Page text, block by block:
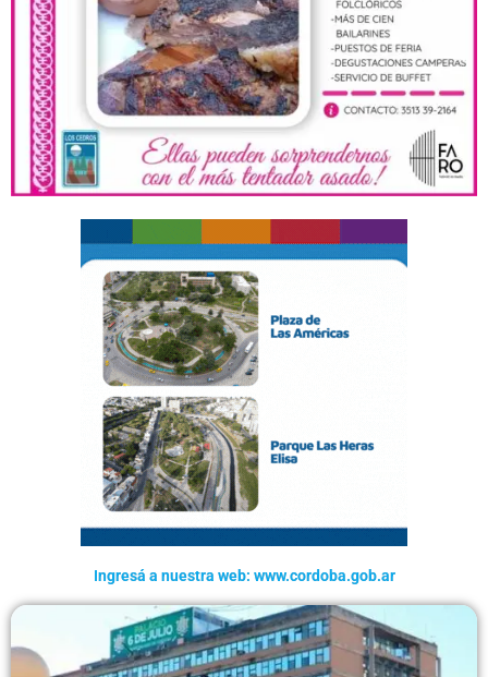
Ingresá a nuestra web: www.cordoba.gob.ar